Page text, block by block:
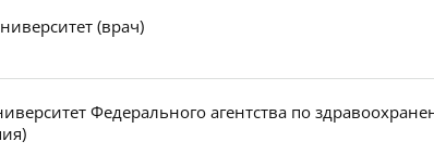
(врач)
Федерального агентства по